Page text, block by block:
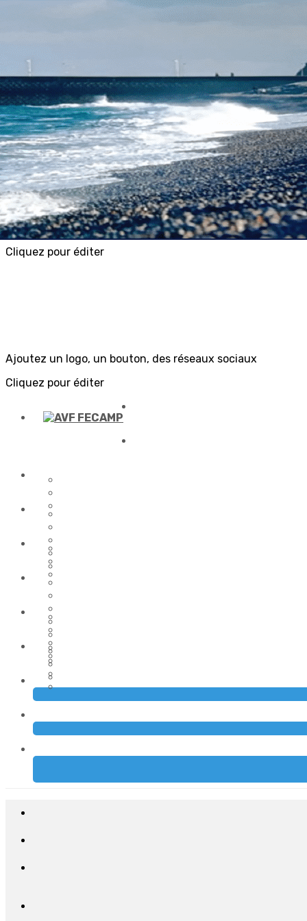
Exporter les lignes sélectionnées
Menu
<
>
RÉSEAU AVF
UNAVF (Union Nationale) - URAVF (Union Régionale)
La charte AVF
P.A.R. Projet Associatif du Réseau
News Letters UNAVF
?>
Images de la page d'accueil
Cliquez pour éditer
Ajoutez un logo, un bouton, des réseaux sociaux
Cliquez pour éditer